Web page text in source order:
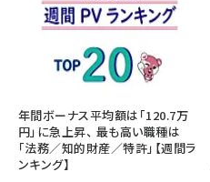
年間ボーナス平均額は「120.7万
円」に急上昇、 最も高い職種は
「法務／知的財産／特許」【週間ラ
ンキング】